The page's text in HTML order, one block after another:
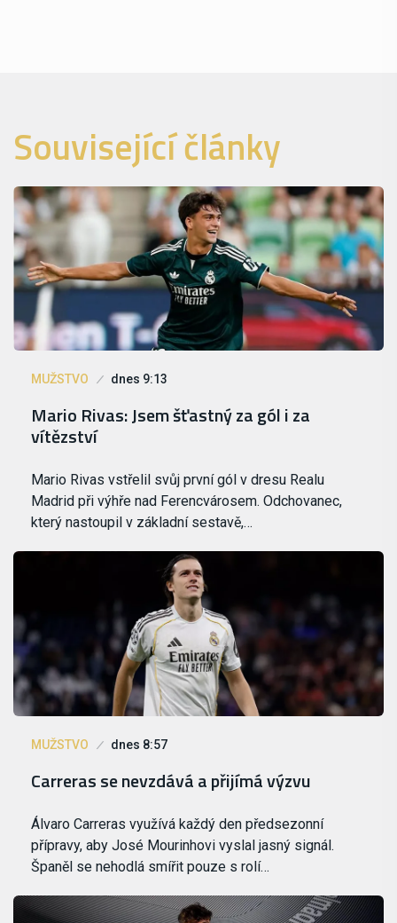
Související články
MUŽSTVO dnes 9:13
Mario Rivas: Jsem šťastný za gól i za
vítězství
Mario Rivas vstřelil svůj první gól v dresu Realu
Madrid při výhře nad Ferencvárosem. Odchovanec,
který nastoupil v základní sestavě,…
MUŽSTVO dnes 8:57
Carreras se nevzdává a přijímá výzvu
Álvaro Carreras využívá každý den předsezonní
přípravy, aby José Mourinhovi vyslal jasný signál.
Španěl se nehodlá smířit pouze s rolí…